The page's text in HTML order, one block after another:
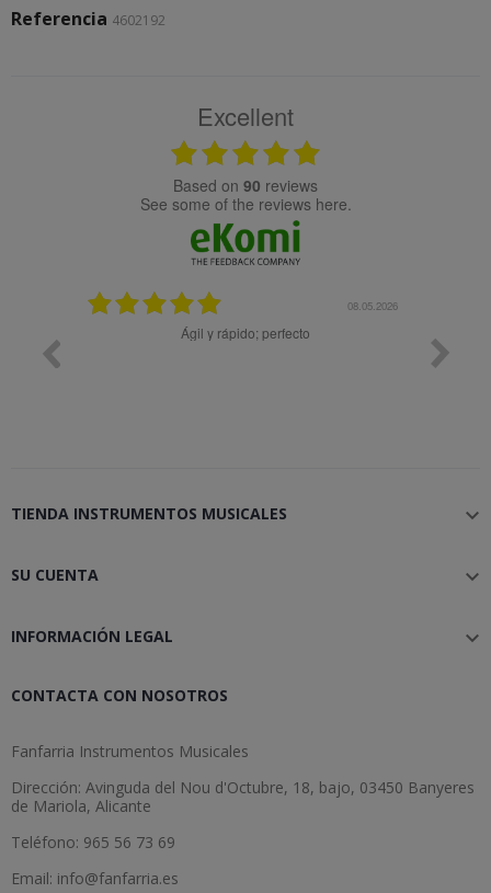
Referencia 4602192
Excellent
based on 90 reviews
see some of the reviews here.
08.05.2026
Ágil y rápido; perfecto
TIENDA INSTRUMENTOS MUSICALES 
SU CUENTA 
INFORMACIÓN LEGAL 
CONTACTA CON NOSOTROS
Fanfarria Instrumentos Musicales
Dirección: Avinguda del Nou d'Octubre, 18, bajo, 03450 Banyeres
de Mariola, Alicante
Teléfono: 965 56 73 69
Email: info@fanfarria.es